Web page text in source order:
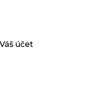
Váš účet